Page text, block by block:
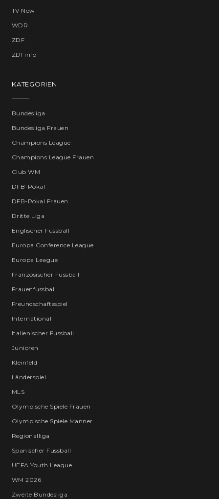
TV Now
WDR
ZDF
ZDFinfo
KATEGORIEN
Bundesliga
Bundesliga Frauen
Champions League
Champions League Frauen
Club WM
DFB-Pokal
DFB-Pokal Frauen
Dritte Liga
Englischer Fussball
Europa Conference League
Europa League
Französischer Fussball
Frauenfussball
Freundschaftsspiel
International
Italienischer Fussball
Junioren
Kleinfeld
Länderspiel
MLS
Olympische Spiele Frauen
Olympische Spiele Männer
Regionalliga
Spanischer Fussball
UEFA Youth League
WM 2026
Zweite Bundesliga